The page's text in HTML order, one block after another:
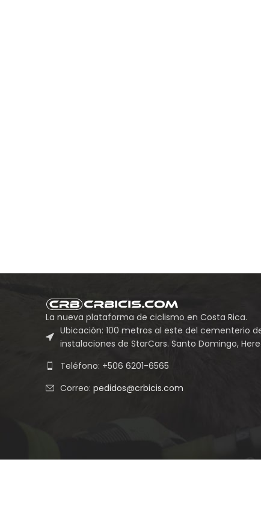
La nueva plataforma de ciclismo en Costa Rica.
Ubicación: 100 metros al este del cementerio
instalaciones de StarCars. Santo Domingo,
Teléfono: +506 6201-6565
Correo: pedidos@crbicis.com